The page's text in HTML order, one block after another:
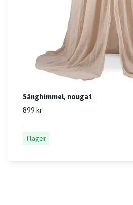
Sänghimmel, nougat
899 kr
I lager